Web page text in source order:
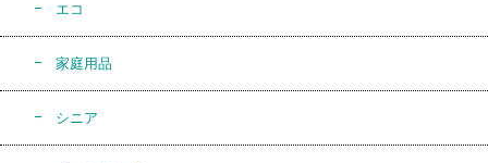
エコ
家庭用品
シニア